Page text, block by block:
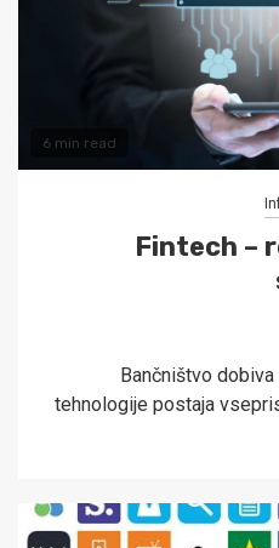
6 min read
Fintech –
Bančništvo
tehnologije postaja